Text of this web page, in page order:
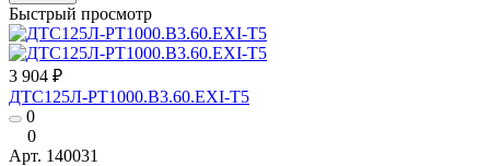
Быстрый просмотр
3 904 ₽
ДТС125Л-РТ1000.В3.60.ЕХI-Т5
0
0
Арт. 140031